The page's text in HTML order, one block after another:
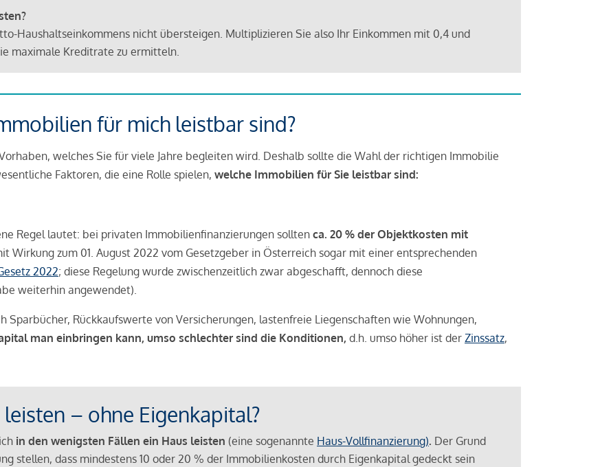
Haushaltseinkommens nicht übersteigen. Multiplizieren Sie also Ihr Einkommen mit 0,4 und
maximale Kreditrate zu ermitteln.
für mich leistbar sind?
welches Sie für viele Jahre begleiten wird. Deshalb sollte die Wahl der richtigen Immobilie
Faktoren, die eine Rolle spielen, welche Immobilien für Sie leistbar sind:
Regel lautet: bei privaten Immobilienfinanzierungen sollten ca. 20 % der Objektkosten mit
Wirkung zum 01. August 2022 vom Gesetzgeber in Österreich sogar mit einer entsprechenden
2022; diese Regelung wurde zwischenzeitlich zwar abgeschafft, dennoch diese
weiterhin angewendet).
Sparbücher, Rückkaufswerte von Versicherungen, lastenfreie Liegenschaften wie Wohnungen,
man einbringen kann, umso schlechter sind die Konditionen, d.h. umso höher ist der Zinssatz,
– ohne Eigenkapital?
in den wenigsten Fällen ein Haus leisten (eine sogenannte Haus-Vollfinanzierung). Der Grund
stellen, dass mindestens 10 oder 20 % der Immobilienkosten durch Eigenkapital gedeckt sein